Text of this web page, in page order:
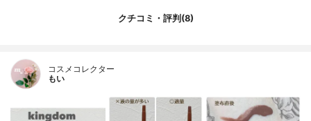
クチコミ・評判(8)
コスメコレクター
もい